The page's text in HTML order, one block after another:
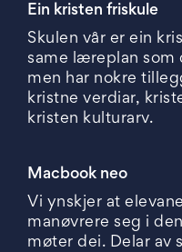
Ein kristen friskule
Skulen vår er ein
same læreplan som
men har nokre
kristne verdiar,
kristen kulturarv.
Macbook neo
Vi ynskjer at
manøvrere seg i
møter dei. Delar av